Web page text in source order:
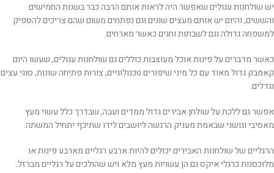
יש שולחנות עגולים שאפשר היה לראות אותם הרבה כבר בשנות החמישים
והששים, והיום יש אותם מעצים שונים וגם נפתחים משום שהם צריכים להספיק
למשפחה גדולה וגם לשבתות וחגים כאשר מארחים.
כאשר מדברים על פינות אוכל מעוצבות כוללים גם שולחנות עגולים, שעשו היום
קאמבק גדול מאוד עם כל מיני שיפורים טכנולוגיים, צורות פתיחה שונות, סוגי עצים
וגדלים.
אפשר גם ללכת על שולחן אבירים גדול ממדים ועבה, שבדרך כלל עשוי מעץ
מאסיבי וגושני שבאמת מעניק הרגשה ליושבים לידו שתיכף יתחיל המשתה.
הרגליים של שולחנות האבירים יכולים להיות ארבע רגליים מארבע פינות או
מלוכסנות כרגלי איקס גם הן עשויות מעץ מלא ויש שהולכים על רגליים מברזל.